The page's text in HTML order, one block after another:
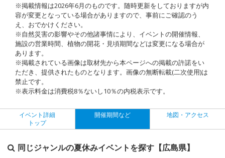
※掲載情報は2026年6月のものです。随時更新をしておりますが内
容が変更となっている場合がありますので、事前にご確認のう
え、おでかけください。
※自然災害の影響やその他諸事情により、イベントの開催情報、
施設の営業時間、植物の開花・見頃期間などは変更になる場合が
あります。
※掲載されている画像は取材先から本ページへの掲載の許諾をい
ただき、提供されたものとなります。画像の無断転載(二次使用)は
禁止です。
※表示料金は消費税8％ないし10％の内税表示です。
イベント詳細
トップ
開催期間など 地図・アクセス
同じジャンルの夏休みイベントを探す【広島県】